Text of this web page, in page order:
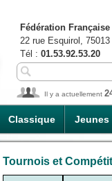
Classique Jeunes
Fédération
22 rue Esquirol,
Tél : 01.53.92.53.20
Il y a actuellement
Tournois et